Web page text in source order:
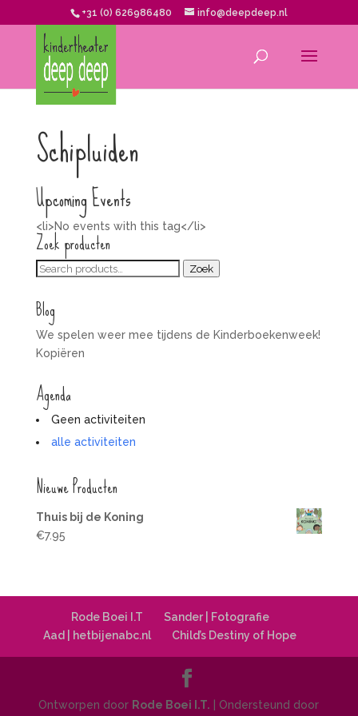
+31 (0) 626986480 info@deepdeep.nl
Schipluiden
Upcoming Events
<li>No events with this tag</li>
Zoek producten
Zoeken
Zoek
Blog
We spelen weer mee tijdens de Kinderboekenweek!
Kopiëren
Agenda
Geen activiteiten
alle activiteiten
Nieuwe Producten
Thuis bij de Koning
€7.95
Rode Boei I.T
Sander | Fotografie
Aad | hetbijenabc.nl
Child’s Destiny of Hope
Ontworpen door Rode Boei I.T. | Ondersteund door